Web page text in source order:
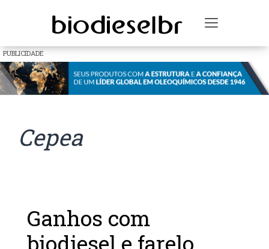
Toggle
PUBLICIDADE
Cepea
Ganhos com